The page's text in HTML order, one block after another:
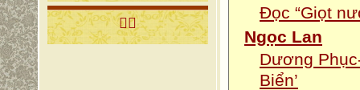

Đọc “Giọt
Ngọc Lan
Dương
Biển’